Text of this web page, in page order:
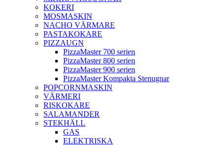
KOKERI
MOSMASKIN
NACHO VÄRMARE
PASTAKOKARE
PIZZAUGN
PizzaMaster 700 serien
PizzaMaster 800 serien
PizzaMaster 900 serien
PizzaMaster Kompakta Stenugnar
POPCORNMASKIN
VÄRMERI
RISKOKARE
SALAMANDER
STEKHÄLL
GAS
ELEKTRISKA